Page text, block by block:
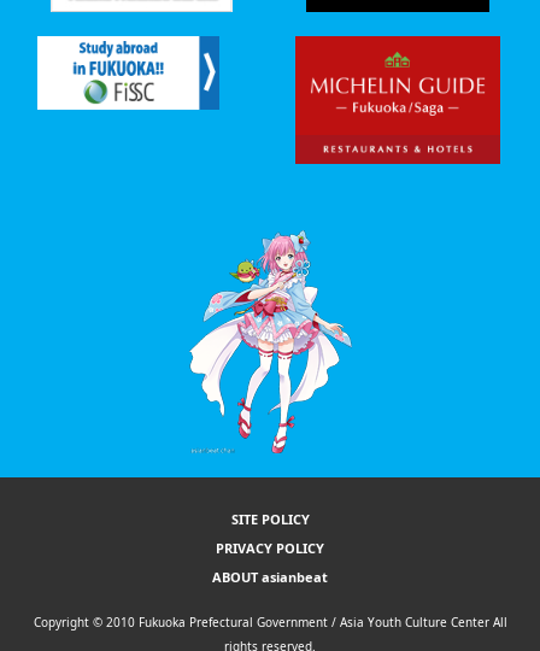
SITE POLICY
PRIVACY POLICY
ABOUT asianbeat
Copyright © 2010 Fukuoka Prefectural Government / Asia Youth Culture Center All
rights reserved.